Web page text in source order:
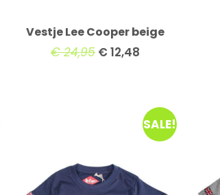
Vestje Lee Cooper beige
€24,95 €12,48
SALE!